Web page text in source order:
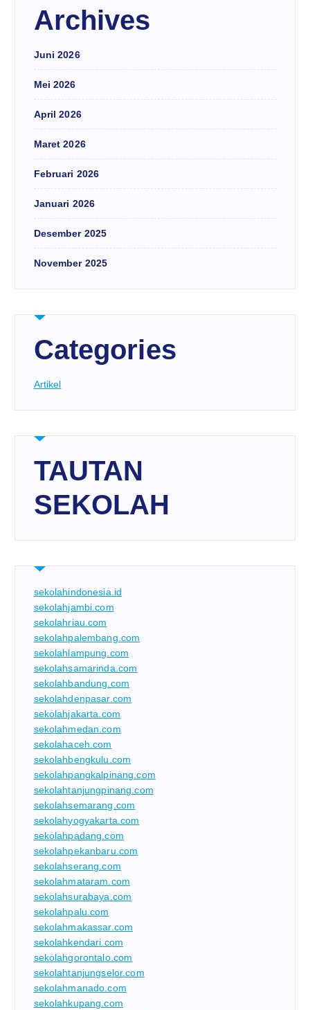
Archives
Juni 2026
Mei 2026
April 2026
Maret 2026
Februari 2026
Januari 2026
Desember 2025
November 2025
Categories
Artikel
TAUTAN
SEKOLAH
sekolahindonesia.id
sekolahjambi.com
sekolahriau.com
sekolahpalembang.com
sekolahlampung.com
sekolahsamarinda.com
sekolahbandung.com
sekolahdenpasar.com
sekolahjakarta.com
sekolahmedan.com
sekolahaceh.com
sekolahbengkulu.com
sekolahpangkalpinang.com
sekolahtanjungpinang.com
sekolahsemarang.com
sekolahyogyakarta.com
sekolahpadang.com
sekolahpekanbaru.com
sekolahserang.com
sekolahmataram.com
sekolahsurabaya.com
sekolahpalu.com
sekolahmakassar.com
sekolahkendari.com
sekolahgorontalo.com
sekolahtanjungselor.com
sekolahmanado.com
sekolahkupang.com